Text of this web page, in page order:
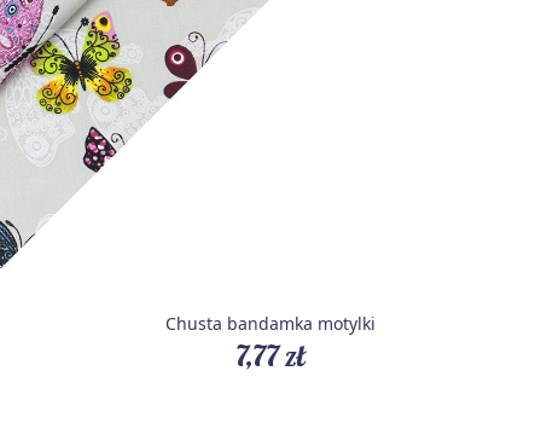
Chusta bandamka motylki
7,77 zł